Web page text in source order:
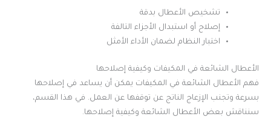
تشخيص الأعطال بدقة
إصلاح أو استبدال الأجزاء التالفة
اختبار النظام لضمان الأداء الأمثل
الأعطال الشائعة في المكيفات وكيفية إصلاحها
فهم الأعطال الشائعة في المكيفات يمكن أن يساعد في إصلاحها
بسرعة وتجنب الإزعاج الناتج عن توقفها عن العمل. في هذا القسم،
سنناقش بعض الأعطال الشائعة وكيفية إصلاحها.